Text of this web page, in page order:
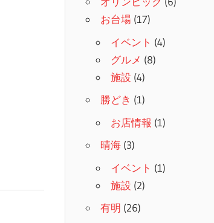
お台場(17)
イベント (4)
グルメ (8)
施設 (4)
勝どき (1)
お店情報 (1)
晴海(3)
イベント (1)
施設 (2)
有明 (26)